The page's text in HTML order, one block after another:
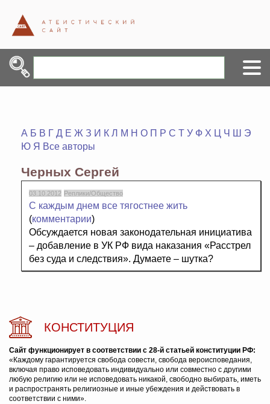
А Б В Г Д Е Ж З И К Л М Н О П Р С Т У Ф Х Ц Ч Ш
Э
Ю Я Все авторы
Черных Сергей
03.10.2012 Реплики/Общество
С каждым днем все тягостнее жить
(комментарии)
Обсуждается новая законодательная инициатива
– добавление в УК РФ вида наказания «Расстрел
без суда и следствия». Думаете – шутка?
КОНСТИТУЦИЯ
Сайт функционирует в соответствии с 28-й статьей конституции РФ:
«Каждому гарантируется свобода совести, свобода вероисповедания,
включая право исповедовать индивидуально или совместно с другими
любую религию или не исповедовать никакой, свободно выбирать, иметь
и распространять религиозные и иные убеждения и действовать в
соответствии с ними».